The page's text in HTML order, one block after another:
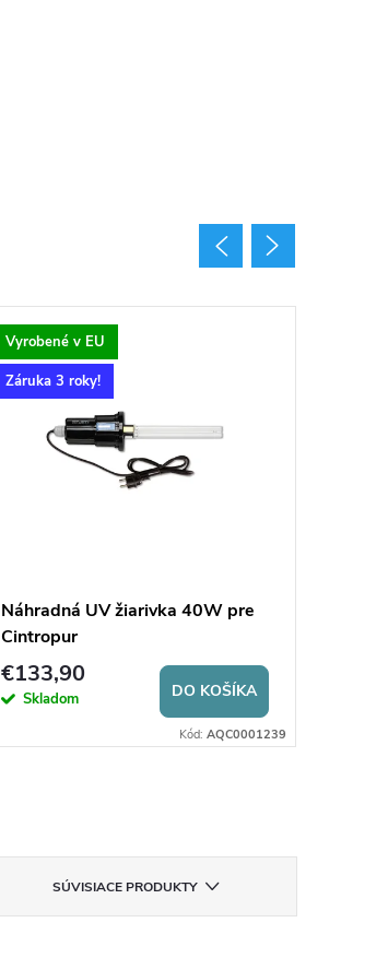
SÚVISIACE PRODUKTY
Vyrobené v EU
Záruka 3 roky!
Náhradná UV žiarivka 40W pre
Cintropur
€133,90
Skladom DO KOŠÍKA
Kód: AQC0001239